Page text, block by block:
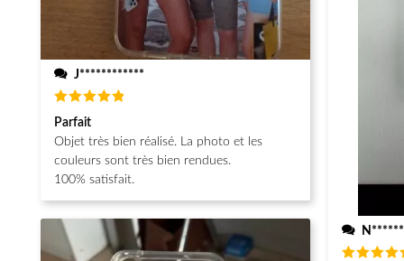
J************
Note5
sur 5
Parfait
Objet très bien réalisé. La photo et les
couleurs sont très bien rendues.
100% satisfait.